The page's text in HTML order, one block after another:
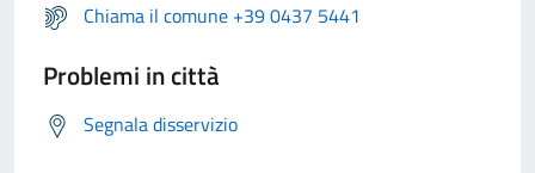
Chiama il comune +39 0437 5441
Problemi in città
Segnala disservizio